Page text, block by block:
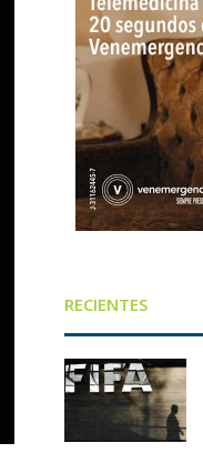
RECIENTES